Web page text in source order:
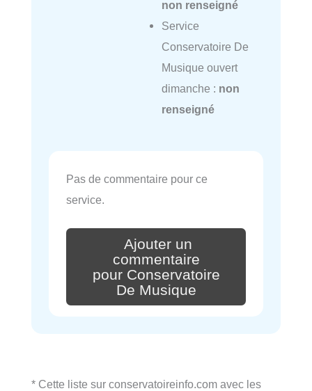
non renseigné
Service
Conservatoire De
Musique ouvert
dimanche : non
renseigné
Pas de commentaire pour ce
service.
Ajouter un
commentaire
pour Conservatoire
De Musique
* Cette liste sur conservatoireinfo.com avec les